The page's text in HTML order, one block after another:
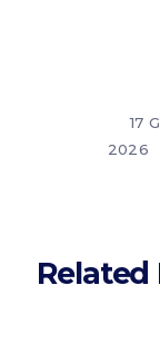
17
2026
Related